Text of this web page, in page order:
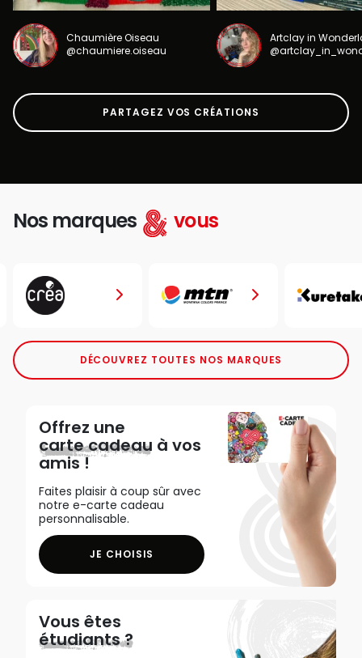
Chaumière Oiseau
@chaumiere.oiseau
Artclay in
PARTAGEZ VOS CRÉATIONS
Nos marques vous
DÉCOUVREZ TOUTES NOS MARQUES
Offrez une
carte cadeau à vos
amis !
Faites plaisir à coup sûr avec
notre e-carte cadeau
personnalisable.
JE CHOISIS
Vous êtes
étudiants ?